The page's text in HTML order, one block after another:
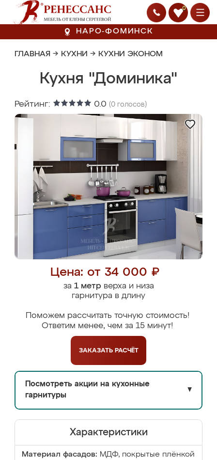
0
НАРО-ФОМИНСК
ГЛАВНАЯ → КУХНИ → КУХНИ ЭКОНОМ
Кухня "Доминика"
Рейтинг: 0.0 (0 голосов)
Цена: от 34 000 ₽
за 1 метрверха и низа
гарнитура в длину
Поможем рассчитать точную стоимость!
Ответим менее, чем за 15 минут!
ЗАКАЗАТЬ РАСЧЁТ
Посмотреть акции на кухонные
гарнитуры
▼
Характеристики
Материал фасадов: МДФ, покрытые плёнкой